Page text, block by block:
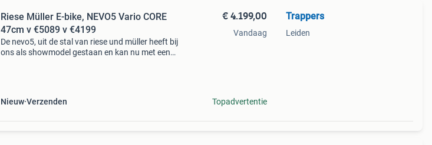
Riese Müller E-bike, NEVO5 Vario CORE
47cm v €5089 v €4199
De nevo5, uit de stal van riese und müller heeft bij
ons als showmodel gestaan en kan nu met een
Nieuw Verzenden
€ 4.199,00
Vandaag
Topadvertentie
Trappers
Leiden